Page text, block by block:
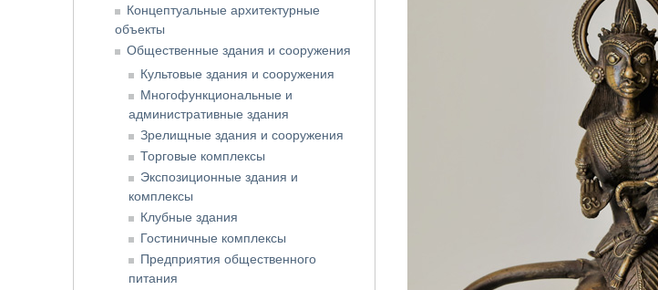
Концептуальные архитектурные
объекты
Общественные здания и сооружения
Культовые здания и сооружения
Многофункциональные и
административные здания
Зрелищные здания и сооружения
Торговые комплексы
Экспозиционные здания и
комплексы
Клубные здания
Гостиничные комплексы
Предприятия общественного
питания